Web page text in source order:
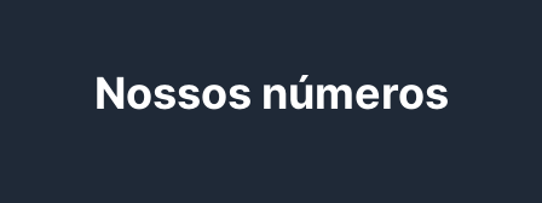
Nossos números